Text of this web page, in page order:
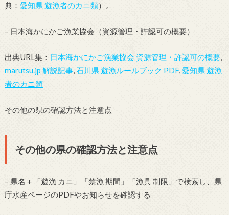
典： 愛知県 遊漁者のカニ類）。
– 日本海かにかご漁業協会（資源管理・許認可の概要）
出典URL集： 日本海かにかご漁業協会 資源管理・許認可の概要,
marutsu.jp 解説記事,石川県 遊漁ルールブック PDF,愛知県 遊漁
者のカニ類
その他の県の確認方法と注意点
その他の県の確認方法と注意点
– 県名＋「遊漁 カニ」「禁漁 期間」「漁具 制限」で検索し、県
庁水産ページのPDFやお知らせを確認する